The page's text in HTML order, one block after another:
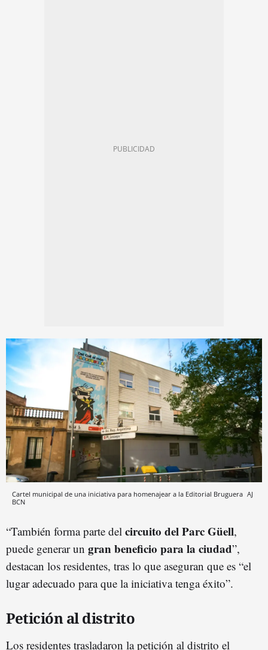
Cartel municipal de una iniciativa para homenajear a la Editorial Bruguera AJ
BCN
“También forma parte del circuito del Parc Güell,
puede generar un gran beneficio para la ciudad”,
destacan los residentes, tras lo que aseguran que es “el
lugar adecuado para que la iniciativa tenga éxito”.
Petición al distrito
Los residentes trasladaron la petición al distrito el